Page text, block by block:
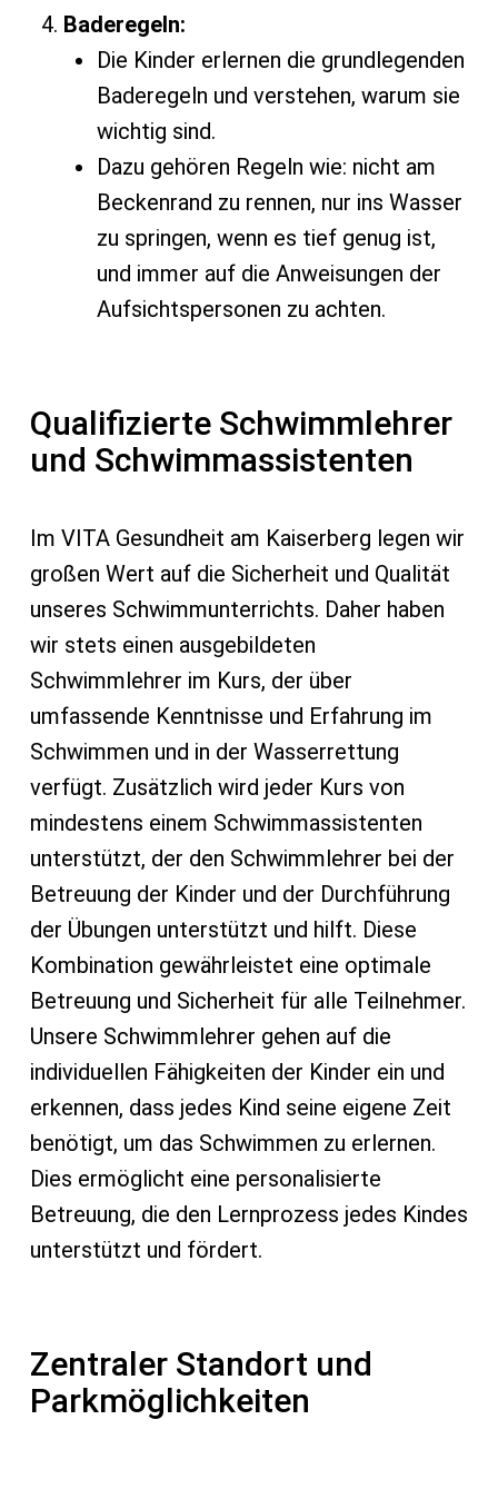
Baderegeln:
Die Kinder erlernen die grundlegenden
Baderegeln und verstehen, warum sie
wichtig sind.
Dazu gehören Regeln wie: nicht am
Beckenrand zu rennen, nur ins Wasser
zu springen, wenn es tief genug ist,
und immer auf die Anweisungen der
Aufsichtspersonen zu achten.
Qualifizierte Schwimmlehrer
und Schwimmassistenten
Im VITA Gesundheit am Kaiserberg legen wir
großen Wert auf die Sicherheit und Qualität
unseres Schwimmunterrichts. Daher haben
wir stets einen ausgebildeten
Schwimmlehrer im Kurs, der über
umfassende Kenntnisse und Erfahrung im
Schwimmen und in der Wasserrettung
verfügt. Zusätzlich wird jeder Kurs von
mindestens einem Schwimmassistenten
unterstützt, der den Schwimmlehrer bei der
Betreuung der Kinder und der Durchführung
der Übungen unterstützt und hilft. Diese
Kombination gewährleistet eine optimale
Betreuung und Sicherheit für alle Teilnehmer.
Unsere Schwimmlehrer gehen auf die
individuellen Fähigkeiten der Kinder ein und
erkennen, dass jedes Kind seine eigene Zeit
benötigt, um das Schwimmen zu erlernen.
Dies ermöglicht eine personalisierte
Betreuung, die den Lernprozess jedes Kindes
unterstützt und fördert.
Zentraler Standort und
Parkmöglichkeiten